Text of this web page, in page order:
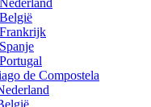
de Compostela